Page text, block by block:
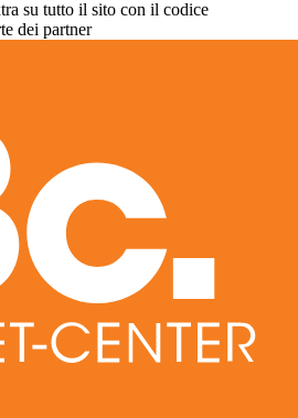
su tutto il sito con il codice
dei partner